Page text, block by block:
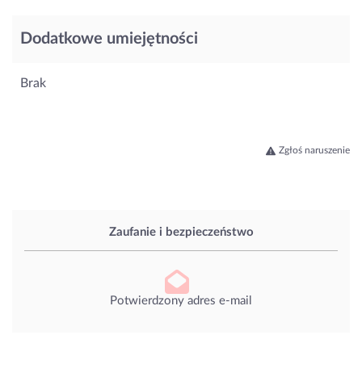
Zaufanie i bezpieczeństwo
Potwierdzony adres e-mail
Dodatkowe umiejętności
Brak
Zgłoś naruszenie